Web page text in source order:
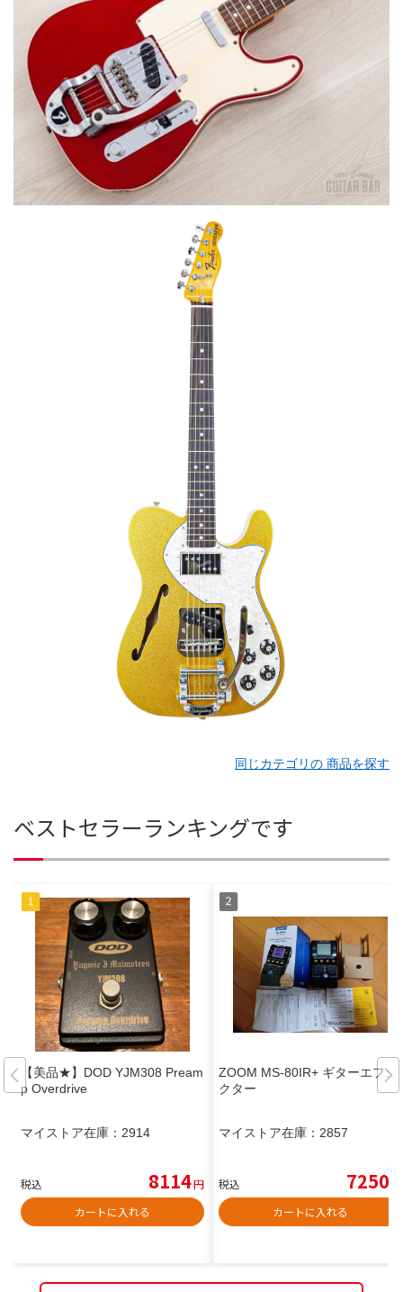
同じカテゴリの 商品を探す
ベストセラーランキングです
【美品★】DOD YJM308 Pream
p Overdrive
マイストア在庫： 2914
税込 8114円
カートに入れる
ZOOM MS-80IR+ ギターエフェ
クター
マイストア在庫： 2857
税込 7250
カートに入れる